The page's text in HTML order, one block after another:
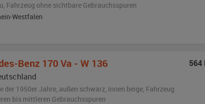
, Fahrzeug ohne sichtbare Gebrauchsspuren
Westfalen
Benz 170 Va - W 136
der 1950er Jahre, außen schwarz, innen beige, Fahrzeug
bis mittleren Gebrauchsspuren
564